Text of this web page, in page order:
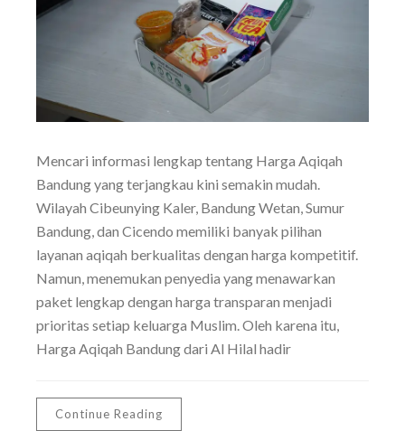
Mencari informasi lengkap tentang Harga Aqiqah
Bandung yang terjangkau kini semakin mudah.
Wilayah Cibeunying Kaler, Bandung Wetan, Sumur
Bandung, dan Cicendo memiliki banyak pilihan
layanan aqiqah berkualitas dengan harga kompetitif.
Namun, menemukan penyedia yang menawarkan
paket lengkap dengan harga transparan menjadi
prioritas setiap keluarga Muslim. Oleh karena itu,
Harga Aqiqah Bandung dari Al Hilal hadir
Continue Reading